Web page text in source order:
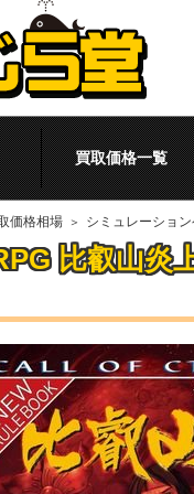
買取価格一覧
価格相場 シミュレーショ
比叡山炎